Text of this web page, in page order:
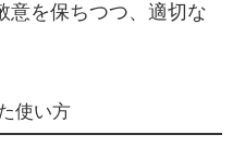
意を保ちつつ、適切な
使い方